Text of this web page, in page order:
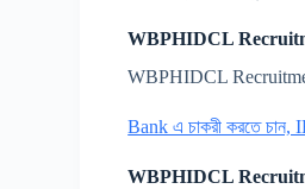
WBPHIDCL
WBPHIDCL
Bank এ চাকরী করতে চান,
WBPHIDCL